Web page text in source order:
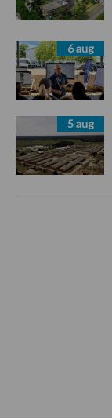
6 aug
5 aug